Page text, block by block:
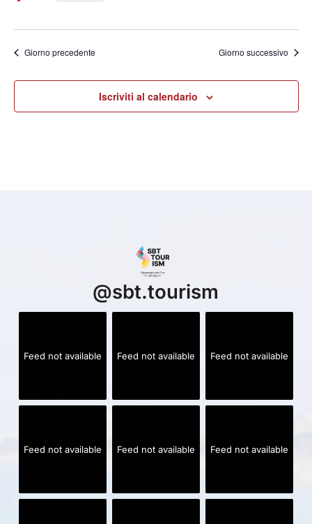
Giorno precedente Giorno successivo
Iscriviti al calendario
@sbt.tourism
Feed not available Feed not available Feed not available
Feed not available Feed not available Feed not available